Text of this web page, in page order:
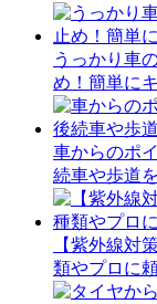
うっかり車
め！簡単に
車からのポ
続車や歩道
【紫外線対
類やプロに